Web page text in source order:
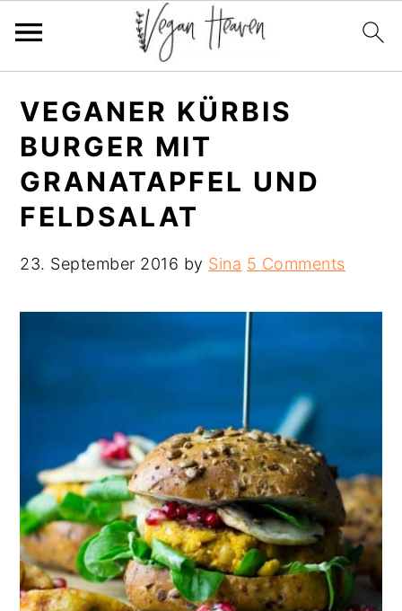
primary
navigation
main
content
primary
sidebar
VEGANER KÜRBIS
BURGER MIT
GRANATAPFEL UND
FELDSALAT
23. September 2016 by Sina 5 Comments